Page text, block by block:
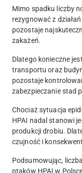
Mimo spadku liczby
rezygnować z
pozostaje
zakażeń.
Dlatego konieczne
transportu oraz
pozostaje
zabezpieczanie stad
Chociaż sytuacja
HPAI nadal stanowi
produkcji drobiu.
czujność i
Podsumowując,
ptaków HPAI w